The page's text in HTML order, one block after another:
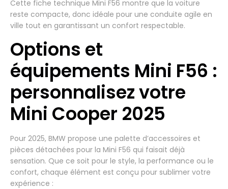
Cette fiche technique Mini F56 montre que la voiture
reste compacte, donc idéale pour une conduite agile en
ville tout en garantissant un confort respectable.
Options et
équipements Mini F56 :
personnalisez votre
Mini Cooper 2025
Pour 2025, BMW propose une palette d’accessoires et
pièces détachées pour la Mini F56 qui faisait déjà
sensation. Que ce soit pour le style, la performance ou le
confort, chaque élément est conçu pour sublimer votre
expérience :